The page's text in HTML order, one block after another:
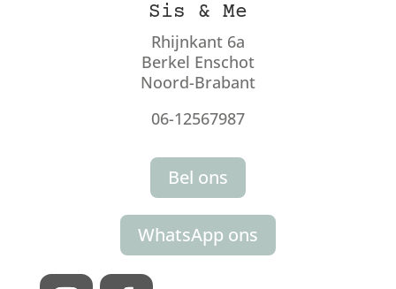
Sis & Me
Rhijnkant 6a
Berkel Enschot
Noord-Brabant
06-12567987
Bel ons
WhatsApp ons